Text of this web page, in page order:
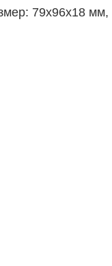
79х96х18 мм,